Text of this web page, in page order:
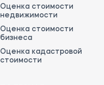
Оценка стоимости
недвижимости
Оценка стоимости
бизнеса
Оценка кадастровой
стоимости